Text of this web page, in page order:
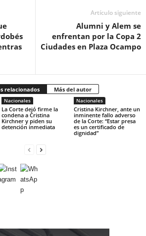
Artículo siguiente
Alumni y Alem se
enfrentan por la Copa 2
Ciudades en Plaza Ocampo
relacionados Más del autor
Nacionales
La Corte dejó firme la
condena a Cristina
Kirchner y piden su
detención inmediata
Nacionales
Cristina Kirchner, ante un
inminente fallo adverso
de la Corte: “Estar presa
es un certificado de
dignidad”